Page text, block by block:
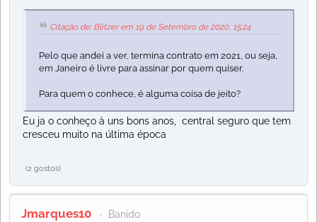
Citação de: Blitzer em 19 de Setembro de 2020, 15:24
Pelo que andei a ver, termina contrato em 2021, ou seja,
em Janeiro é livre para assinar por quem quiser.
Para quem o conhece, é alguma coisa de jeito?
Eu ja o conheço à uns bons anos, central seguro que tem
cresceu muito na última época
(2 gostos)
Jmarques10 Banido